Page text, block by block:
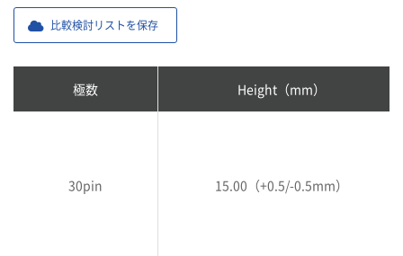
比較検討リストを保存
極数 Height（mm）
30pin 15.00（+0.5/-0.5mm）